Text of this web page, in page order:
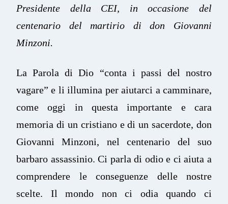
Presidente della CEI, in occasione del
centenario del martirio di don Giovanni
Minzoni.
La Parola di Dio “conta i passi del nostro
vagare” e li illumina per aiutarci a camminare,
come oggi in questa importante e cara
memoria di un cristiano e di un sacerdote, don
Giovanni Minzoni, nel centenario del suo
barbaro assassinio. Ci parla di odio e ci aiuta a
comprendere le conseguenze delle nostre
scelte. Il mondo non ci odia quando ci